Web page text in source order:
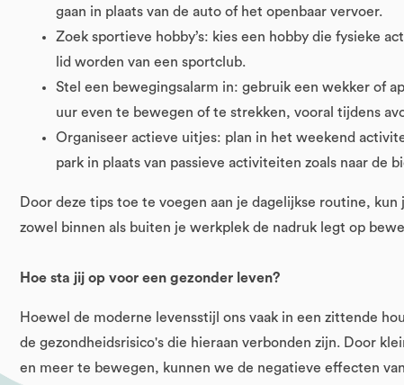
gaan in plaats van de auto of het openbaar vervoer.
Zoek sportieve hobby’s: kies een hobby die fysieke
lid worden van een sportclub.
Stel een bewegingsalarm in: gebruik een wekker of
uur even te bewegen of te strekken, vooral tijdens
Organiseer actieve uitjes: plan in het weekend
park in plaats van passieve activiteiten zoals naar de
Door deze tips toe te voegen aan je dagelijkse routine,
zowel binnen als buiten je werkplek de nadruk legt op
Hoe sta jij op voor een gezonder leven?
Hoewel de moderne levensstijl ons vaak in een zittende
de gezondheidsrisico's die hieraan verbonden zijn. Door
en meer te bewegen, kunnen we de negatieve effecten